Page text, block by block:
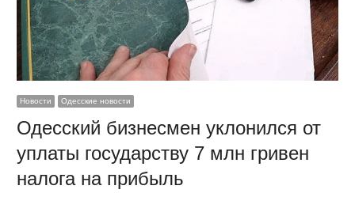
Новости Одесские новости
Одесский бизнесмен уклонился от
уплаты государству 7 млн гривен
налога на прибыль